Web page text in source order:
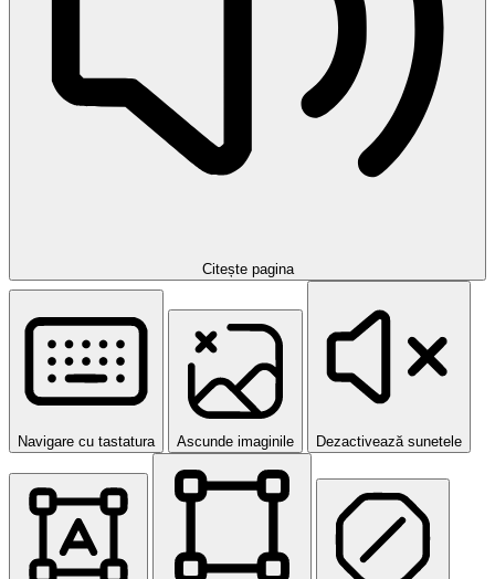
Citește pagina
Navigare cu tastatura Ascunde imaginile Dezactivează sunetele